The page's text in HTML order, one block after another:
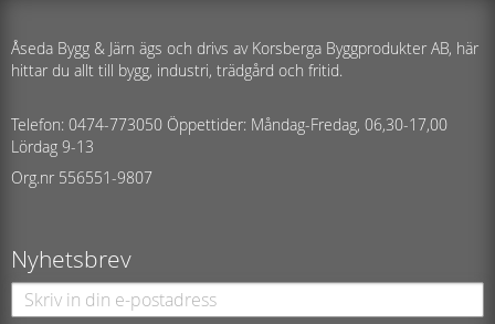
Åseda Bygg & Järn ägs och drivs av Korsberga Byggprodukter AB, här
hittar du allt till bygg, industri, trädgård och fritid.
Telefon: 0474-773050 Öppettider: Måndag-Fredag, 06,30-17,00
Lördag 9-13
Org.nr 556551-9807
Nyhetsbrev